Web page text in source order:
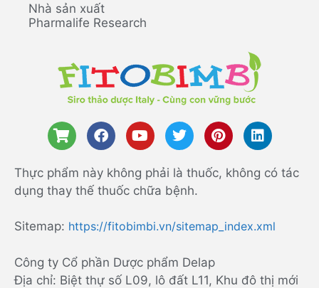
Nhà sản xuất
Pharmalife Research
Thực phẩm này không phải là thuốc, không có tác
dụng thay thế thuốc chữa bệnh.
Sitemap: https://fitobimbi.vn/sitemap_index.xml
Công ty Cổ phần Dược phẩm Delap
Địa chỉ: Biệt thự số L09, lô đất L11, Khu đô thị mới